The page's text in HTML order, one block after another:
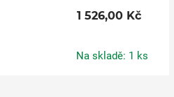
1 526,00 Kč
Na skladě: 1 ks